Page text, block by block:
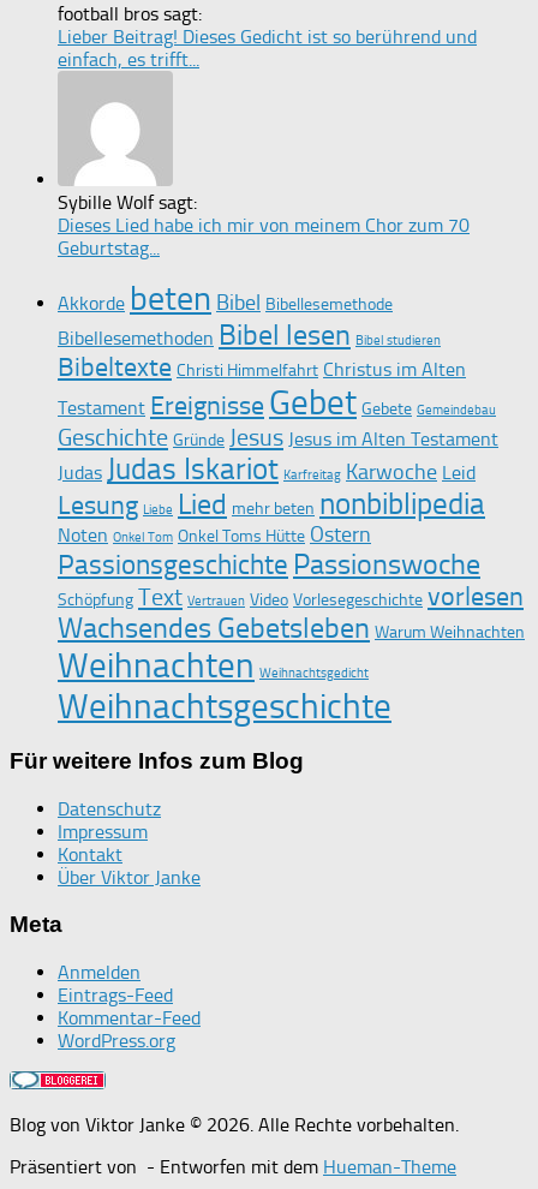
football bros sagt:
Lieber Beitrag! Dieses Gedicht ist so berührend und
einfach, es trifft...
Sybille Wolf sagt:
Dieses Lied habe ich mir von meinem Chor zum 70
Geburtstag...
Akkorde beten Bibel Bibellesemethode
Bibellesemethoden Bibel lesen Bibel studieren
Bibeltexte Christi Himmelfahrt Christus im Alten
Testament Ereignisse Gebet Gebete Gemeindebau
Geschichte Gründe Jesus Jesus im Alten Testament
Judas Judas Iskariot Karfreitag Karwoche Leid
Lesung Liebe Lied mehr beten nonbiblipedia
Noten Onkel Tom Onkel Toms Hütte Ostern
Passionsgeschichte Passionswoche
Schöpfung Text Vertrauen Video Vorlesegeschichte vorlesen
Wachsendes Gebetsleben Warum Weihnachten
Weihnachten Weihnachtsgedicht
Weihnachtsgeschichte
Für weitere Infos zum Blog
Datenschutz
Impressum
Kontakt
Über Viktor Janke
Meta
Anmelden
Eintrags-Feed
Kommentar-Feed
WordPress.org
Blog von Viktor Janke © 2026. Alle Rechte vorbehalten.
Präsentiert von - Entworfen mit dem Hueman-Theme